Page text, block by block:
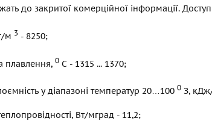
до закритої комерційної інформації.
м 3 - 8250;
плавлення, 0 С - 1315 ... 1370;
у діапазоні температур 20…100 0 З,
Вт/мград - 11,2;